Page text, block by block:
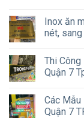
Inox ăn
nét,
Thi Công
Quận 7
Các Mẫu
Quận 7